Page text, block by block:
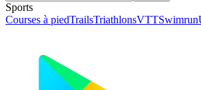
Sports
Courses à piedTrailsTriathlonsVTTSwimrun